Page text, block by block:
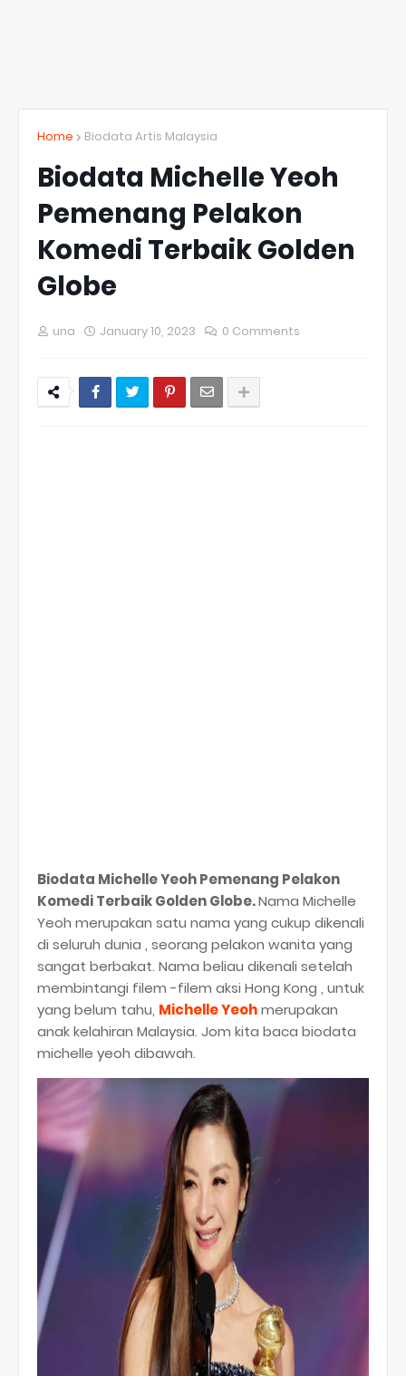
Home Biodata Artis Malaysia
Biodata Michelle Yeoh
Pemenang Pelakon
Komedi Terbaik Golden
Globe
una January 10, 2023 0 Comments
Biodata Michelle Yeoh Pemenang Pelakon
Komedi Terbaik Golden Globe.Nama Michelle
Yeoh merupakan satu nama yang cukup dikenali
di seluruh dunia , seorang pelakon wanita yang
sangat berbakat. Nama beliau dikenali setelah
membintangi filem -filem aksi Hong Kong , untuk
yang belum tahu, Michelle Yeohmerupakan
anak kelahiran Malaysia. Jom kita baca biodata
michelle yeoh dibawah.